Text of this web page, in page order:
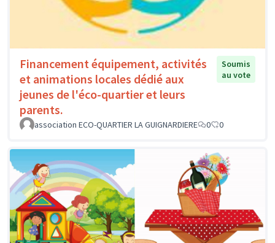
Financement équipement, activités
et animations locales dédié aux
jeunes de l'éco-quartier et leurs
parents.
Soumis
au vote
association ECO-QUARTIER LA GUIGNARDIERE 0 0